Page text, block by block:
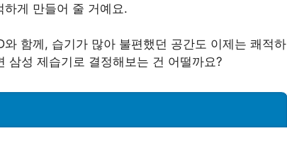
하게 만들어 줄 거예요.
함께, 습기가 많아 불편했던 공간도 이제는 쾌적하
삼성 제습기로 결정해보는 건 어떨까요?